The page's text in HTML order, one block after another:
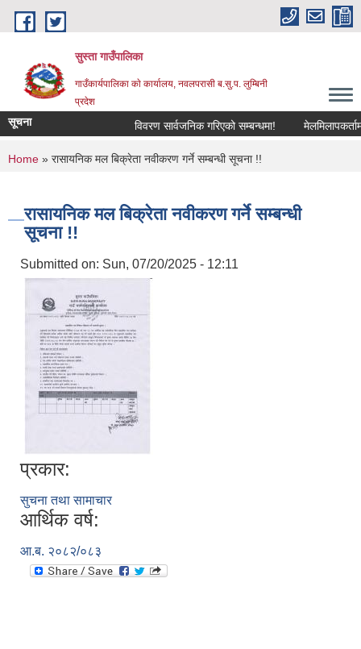
Skip to main content
सुस्ता गाउँपालिका
गाउँकार्यपालिका काे कार्यालय, नवलपरासी ब.सु.प. लुम्बिनी
प्रदेश
सूचना विवरण सार्वजनिक गरिएको सम्बन्धमा!
You are here
Home » रासायनिक मल बिक्रेता नवीकरण गर्ने सम्बन्धी सूचना !!
रासायनिक मल बिक्रेता नवीकरण गर्ने सम्बन्धी
सूचना !!
Submitted on: Sun, 07/20/2025 - 12:11
प्रकार:
सुचना तथा सामाचार
आर्थिक वर्ष:
आ.ब. २०८२/०८३